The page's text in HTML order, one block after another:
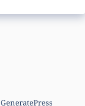
GeneratePress